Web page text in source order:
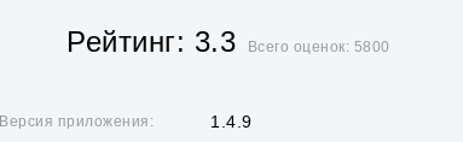
Рейтинг: 3.3 Всего оценок: 5800
Версия приложения: 1.4.9